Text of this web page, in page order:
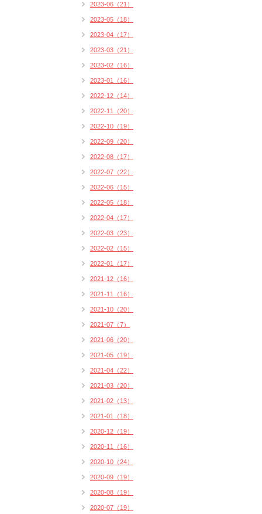
2023-06（21）
2023-05（18）
2023-04（17）
2023-03（21）
2023-02（16）
2023-01（16）
2022-12（14）
2022-11（20）
2022-10（19）
2022-09（20）
2022-08（17）
2022-07（22）
2022-06（15）
2022-05（18）
2022-04（17）
2022-03（23）
2022-02（15）
2022-01（17）
2021-12（16）
2021-11（16）
2021-10（20）
2021-07（7）
2021-06（20）
2021-05（19）
2021-04（22）
2021-03（20）
2021-02（13）
2021-01（18）
2020-12（19）
2020-11（16）
2020-10（24）
2020-09（19）
2020-08（19）
2020-07（19）